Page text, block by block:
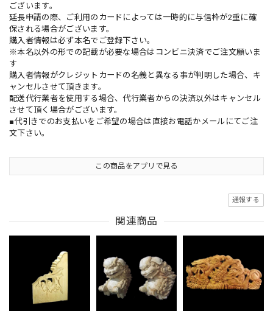
ございます。
延長申請の際、ご利用のカードによっては一時的に与信枠が2重に確
保される場合がございます。
購入者情報は必ず本名でご登録下さい。
※本名以外の形での記載が必要な場合はコンビニ決済でご注文願いま
す
購入者情報がクレジットカードの名義と異なる事が判明した場合、キ
ャンセルさせて頂きます。
配送代行業者を使用する場合、代行業者からの決済以外はキャンセル
させて頂く場合がございます。
■代引きでのお支払いをご希望の場合は直接お電話かメールにてご注
文下さい。
この商品をアプリで見る
通報する
関連商品